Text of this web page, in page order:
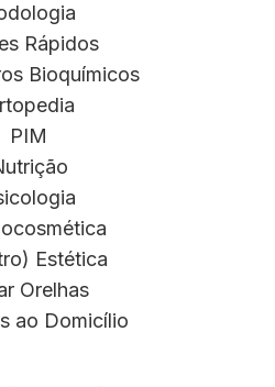
Rápidos
Bioquímicos
PIM
Estética
Orelhas
ao Domicílio